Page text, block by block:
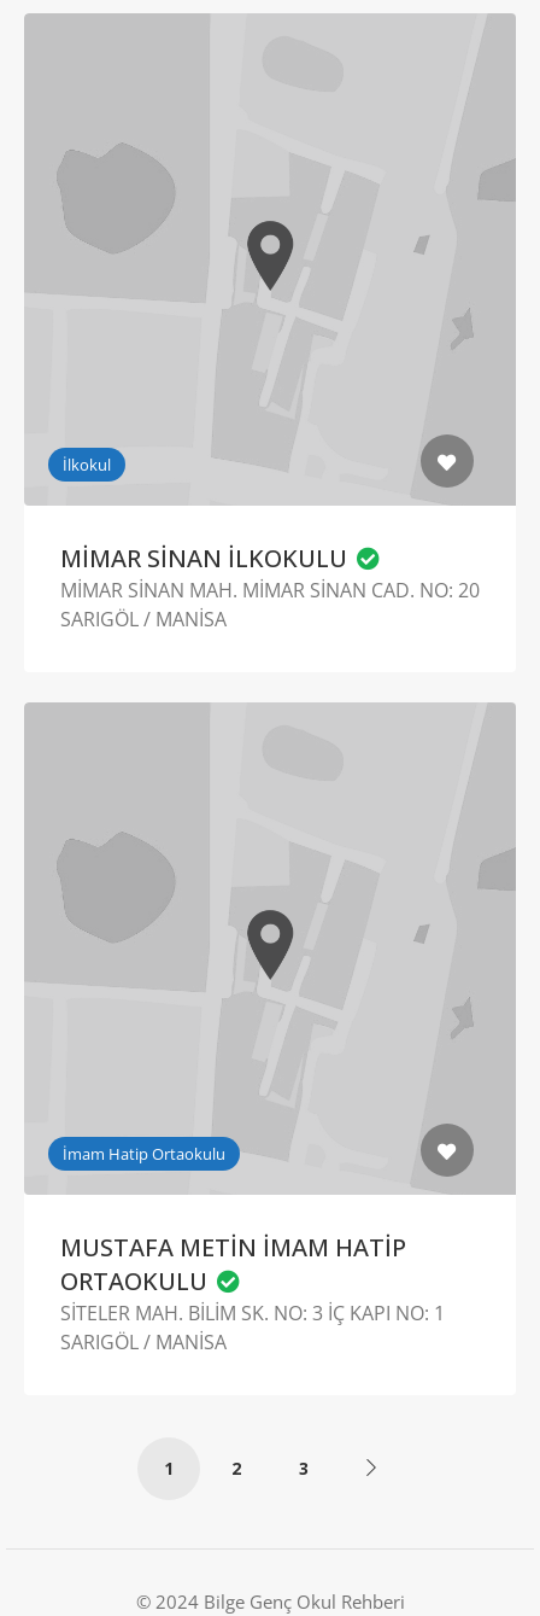
İlkokul
MİMAR SİNAN İLKOKULU
MİMAR SİNAN MAH. MİMAR SİNAN CAD. NO: 20
SARIGÖL / MANİSA
İmam Hatip Ortaokulu
MUSTAFA METİN İMAM HATİP
ORTAOKULU
SİTELER MAH. BİLİM SK. NO: 3 İÇ KAPI NO: 1
SARIGÖL / MANİSA
1 2 3
© 2024 Bilge Genç Okul Rehberi